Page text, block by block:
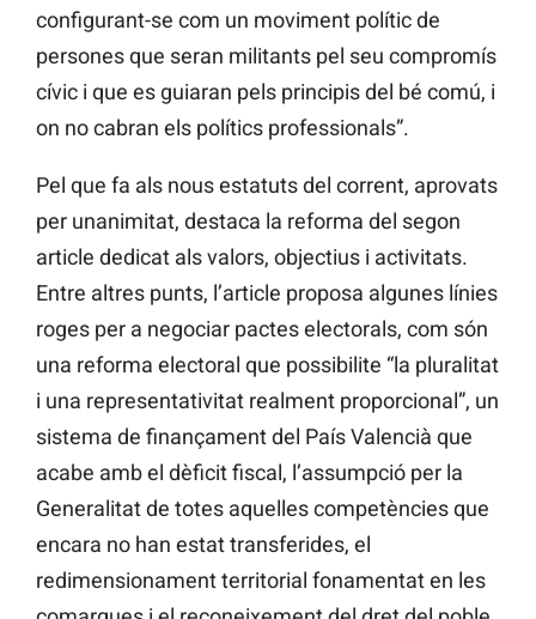
configurant-se com un moviment polític de
persones que seran militants pel seu compromís
cívic i que es guiaran pels principis del bé comú, i
on no cabran els polítics professionals”.
Pel que fa als nous estatuts del corrent, aprovats
per unanimitat, destaca la reforma del segon
article dedicat als valors, objectius i activitats.
Entre altres punts, l’article proposa algunes línies
roges per a negociar pactes electorals, com són
una reforma electoral que possibilite “la pluralitat
i una representativitat realment proporcional”, un
sistema de finançament del País Valencià que
acabe amb el dèficit fiscal, l’assumpció per la
Generalitat de totes aquelles competències que
encara no han estat transferides, el
redimensionament territorial fonamentat en les